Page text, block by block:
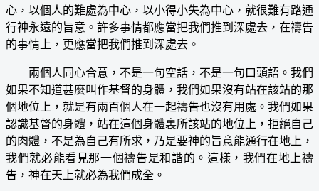
心，以個人的難處為中心，以小得小失為中心，就很難有路通
行神永遠的旨意。許多事情都應當把我們推到深處去，在禱告
的事情上，更應當把我們推到深處去。
兩個人同心合意，不是一句空話，不是一句口頭語。我們
如果不知道甚麼叫作基督的身體，我們如果沒有站在該站的那
個地位上，就是有兩百個人在一起禱告也沒有用處。我們如果
認識基督的身體，站在這個身體裏所該站的地位上，拒絕自己
的肉體，不是為自己有所求，乃是要神的旨意能通行在地上，
我們就必能看見那一個禱告是和諧的。這樣，我們在地上禱
告，神在天上就必為我們成全。